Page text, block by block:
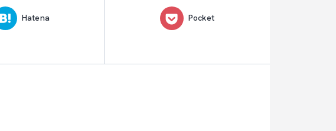
Hatena Pocket